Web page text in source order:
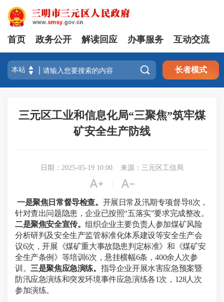
首页 政务公开 解读回应 办事服务 互动交流
 长者模式
三元区工业和信息化局“三聚焦”筑牢煤
矿安全生产防线
日期：2025-05-19 10:00 来源：三元区工信局
 
一是聚焦日常督导检查。 开展日常及汛期专项督导8次，
针对查出问题隐患，企业已按照“五落实”要求完成整改。
二是聚焦安全宣传。组织企业主要负责人参加煤矿风险
分析研判及安全生产监管标准化体系建设等安全生产会
议6次，开展《煤矿重大事故隐患判定标准》和《煤矿安
全生产条例》等培训6次，悬挂横幅6条，400余人次参
训。 三是聚焦应急演练。 指导企业开展水害应急预案暨
防汛应急演练和突发环境事件应急演练各1次， 128人次
参加演练。